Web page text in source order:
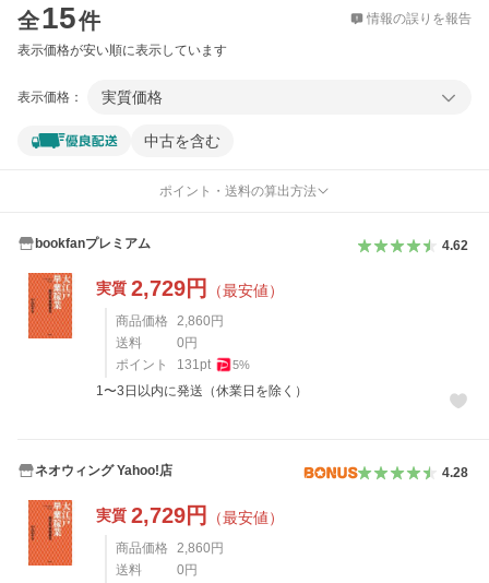
全15件 情報の誤りを報告
表示価格が安い順に表示しています
表示価格： 実質価格
中古を含む
ポイント・送料の算出方法
bookfanプレミアム 4.62
実質 2,729円 （最安値）
商品価格 2,860 円
送料
0 円
ポイント
131pt 5%
1〜3日以内に発送（休業日を除く）
ネオウィング Yahoo!店 4.28
実質 2,729円 （最安値）
商品価格 2,860 円
送料
0 円